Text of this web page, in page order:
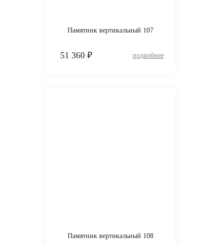
Памятник вертикальный 107
51 360 ₽
Памятник вертикальный 108